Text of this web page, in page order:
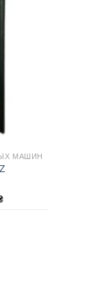
МАШИН
машины GROZ